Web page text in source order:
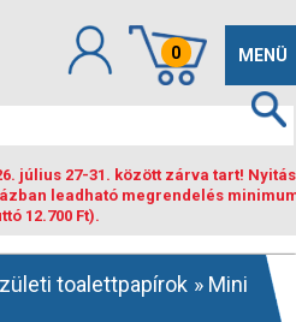
Toggle
MENÜ
0
július 27-31. között zárva tart!
leadható megrendelés
12.700 Ft).
toalettpapírok » Mini